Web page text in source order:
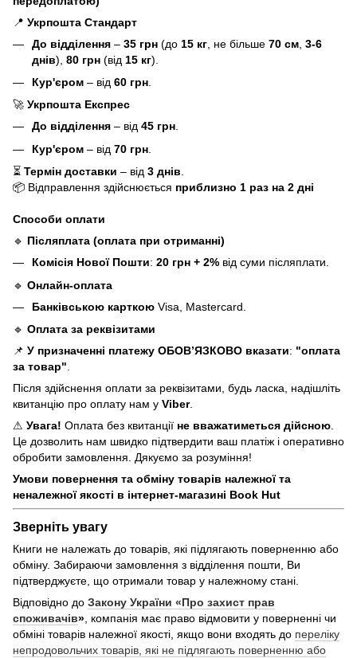
📍 Укрпошта Стандарт
До відділення – 35 грн (до 15 кг , не більше 70 см 3-6
днів), 80 грн (від 15 кг).
Кур'єром – від 60 грн
🚀 Укрпошта Експрес
До відділення – від 45 грн.
Кур'єром – від 70 грн
⏳ Термін доставки – від 3 днів
📦 Відправлення здійснюється приблизно 1 раз на 2 дні
Способи оплати
🔹 Післяплата (оплата при отриманні)
Комісія Нової Пошти: 20 грн + 2% від суми післяплати.
🔹 Онлайн-оплата
Банківською карткою Visa, Mastercard.
🔹 Оплата за реквізитами
📌 У призначенні платежу ОБОВ’ЯЗКОВО вказати: "оплата
за товар"
Після здійснення оплати за реквізитами, будь ласка, надішліть
квитанцію про оплату нам у Viber.
⚠ Увага! Оплата без квитанції не вважатиметься дійсною
Це дозволить нам швидко підтвердити ваш платіж і оперативно
обробити замовлення. Дякуємо за розуміння!
Умови повернення та обміну товарів належної та
неналежної якості в інтернет-магазині Book Hut
Зверніть увагу
Книги не належать до товарів, які підлягають поверненню або
обміну. Забираючи замовлення з відділення пошти, Ви
підтверджуєте, що отримали товар у належному стані.
Відповідно до Закону України «Про захист прав
споживачів» , компанія має право відмовити у поверненні чи
обміні товарів належної якості, якщо вони входять до переліку
непродовольчих товарів, які не підлягають поверненню або